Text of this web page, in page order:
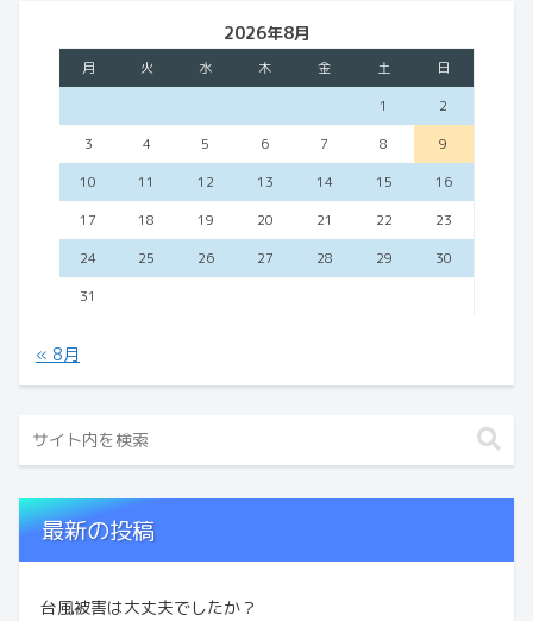
2026年8月
月 火 水 木 金 土
日
1
2
3
4 5 6 7 8
9
10
11 12 13 14 15
16
17
18 19 20 21 22
23
24
25 26 27 28 29
30
31
« 8月
最新の投稿
台風被害は大丈夫でしたか？